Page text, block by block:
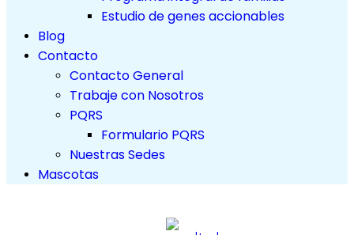
Estudio de genes accionables
Blog
Contacto
Contacto General
Trabaje con Nosotros
PQRS
Formulario PQRS
Nuestras Sedes
Mascotas